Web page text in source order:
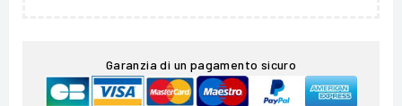
Garanzia di un pagamento sicuro